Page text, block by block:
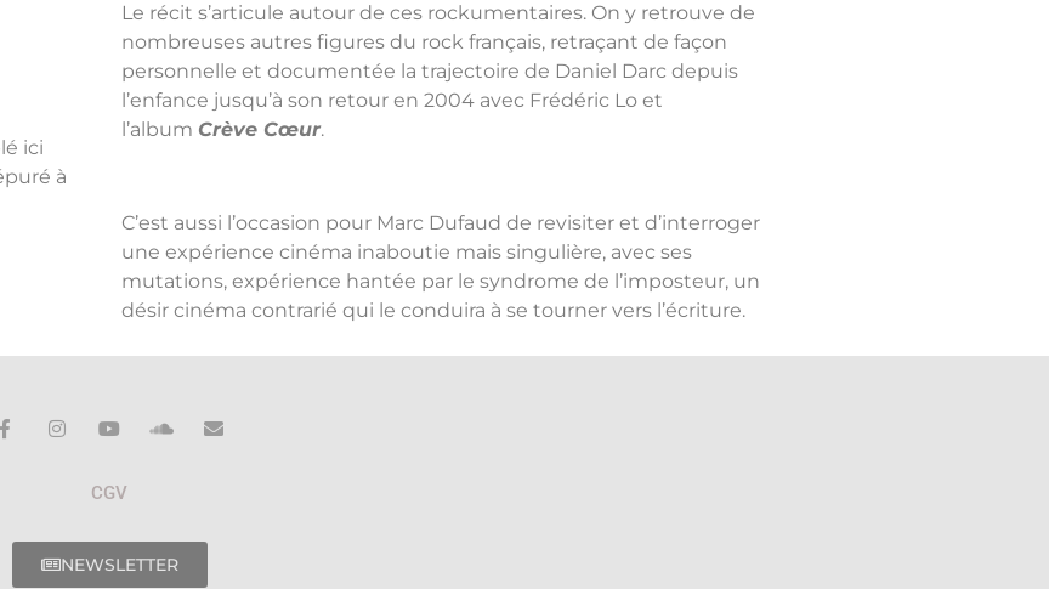
ici
à
Le récit s’articule autour de ces rockumentaires. On y retrouve de
nombreuses autres figures du rock français, retraçant de façon
personnelle et documentée la trajectoire de Daniel Darc depuis
l’enfance jusqu’à son retour en 2004 avec Frédéric Lo et
l’album Crève Cœur.
C’est aussi l’occasion pour Marc Dufaud de revisiter et d’interroger
une expérience cinéma inaboutie mais singulière, avec ses
mutations, expérience hantée par le syndrome de l’imposteur, un
désir cinéma contrarié qui le conduira à se tourner vers l’écriture.
CGV
NEWSLETTER